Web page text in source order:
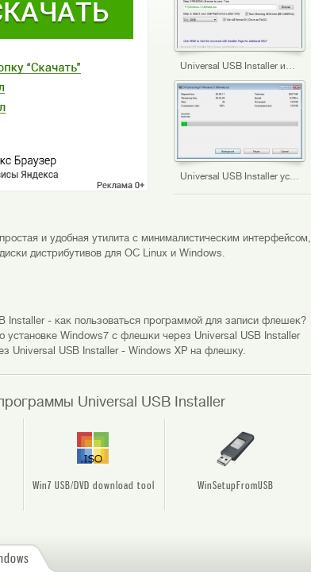
Universal USB Installer интерфес программы
Universal USB Installer установка Vista, Windows7, 8
и удобная утилита с минималистическим
дистрибутивов для ОС Linux и Windows.
Installer - как пользоваться программой для записи флешек?
установке Windows7 с флешки через Universal USB Installer
Universal USB Installer - Windows XP на флешку.
Universal USB Installer
Win7 USB/DVD download tool WinSetupFromUSB